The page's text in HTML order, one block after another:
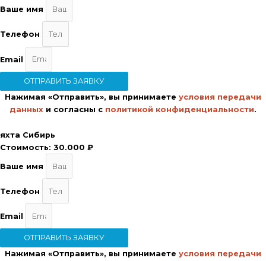
Ваше имя
Телефон
Email
ОТПРАВИТЬ ЗАЯВКУ
Нажимая «Отправить», вы принимаете условия передачи
данных и согласны с политикой конфиденциальности.
яхта Сибирь
Стоимость: 30.000 ₽
Ваше имя
Телефон
Email
ОТПРАВИТЬ ЗАЯВКУ
Нажимая «Отправить», вы принимаете условия передачи